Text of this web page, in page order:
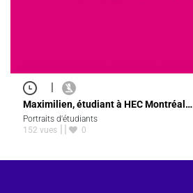
|
Maximilien, étudiant à HEC Montréal…
Portraits d'étudiants
152 vues
0